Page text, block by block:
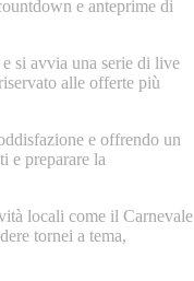
e anteprime di
si avvia una serie di live
alle offerte più
e offrendo un
e preparare la
locali come il Carnevale
tornei a tema,